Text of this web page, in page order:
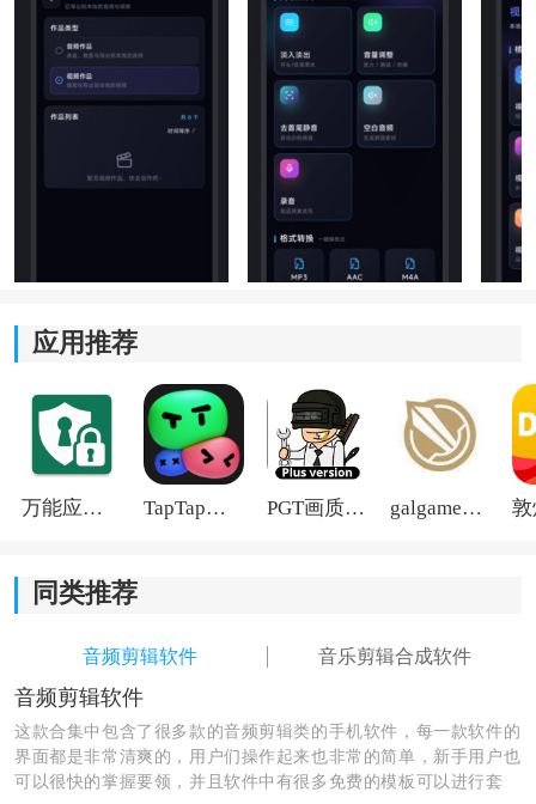
编辑，可对提取的音频进行精细化调校，满足专业制作
需求。
3、多格式兼容与导出：
全面支持MP3、WAV、AAC、FLAC等主流音频格式的导
入与导出，并允许自定义比特率与采样率，适配不同平
产品核心优势
应用推荐
万能应用隐藏 TapTap国际版2026 PGT画质助手旧版 galgame游戏盒子2026
同类推荐
音频剪辑软件 音乐剪辑合成软件
音频剪辑软件
这款合集中包含了很多款的音频剪辑类的手机软件，每一款软件的
界面都是非常清爽的，用户们操作起来也非常的简单，新手用户也
可以很快的掌握要领，并且软件中有很多免费的模板可以进行套